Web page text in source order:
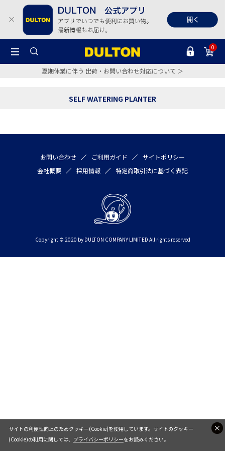
0
夏期休業に伴う 出荷・お問い合わせ対応について ＞
SELF WATERING PLANTER
お問い合わせ ご利用ガイド
サイトポリシー
会社概要
採用情報 特定商取引法に基づく表記
Copyright © 2020 by DULTON COMPANY LIMITED All rights reserved
サイトの利便性向上のためクッキー(Cookie)を使用しています。サイトのクッキー
(Cookie)の利用に関しては、 プライバシーポリシーをお読みください。